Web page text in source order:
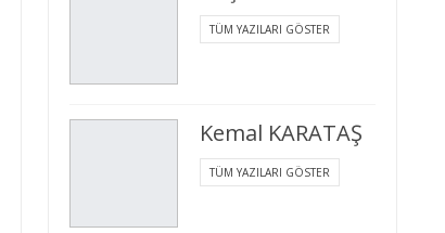
TÜM YAZILARI GÖSTER
Kemal KARATAŞ
TÜM YAZILARI GÖSTER